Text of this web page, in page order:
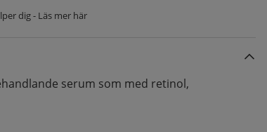
dig - Läs mer här
serum som med retinol,